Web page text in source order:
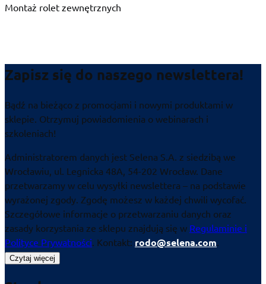
Montaż rolet zewnętrznych
Zapisz się do naszego newslettera!
Bądź na bieżąco z promocjami i nowymi produktami w
sklepie. Otrzymuj powiadomienia o webinarach i
szkoleniach!
Administratorem danych jest Selena S.A. z siedzibą we
Wrocławiu, ul. Legnicka 48A, 54-202 Wrocław. Dane
przetwarzamy w celu wysyłki newslettera – na podstawie
wyrażonej zgody. Zgodę możesz w każdej chwili wycofać.
Szczegółowe informacje o przetwarzaniu danych oraz
zasady korzystania ze sklepu znajdują się w Regulaminie i
Polityce Prywatności. Kontakt: rodo@selena.com.
Czytaj więcej